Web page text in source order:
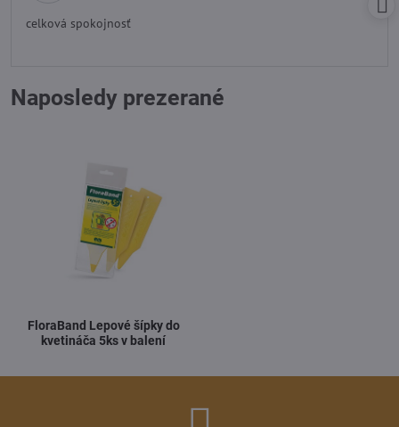
celková spokojnosť
Naposledy prezerané
FloraBand Lepové šípky do
kvetináča 5ks v balení